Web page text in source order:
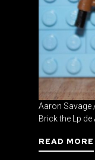
Aaron Savage
Brick the Lp de
READ MORE